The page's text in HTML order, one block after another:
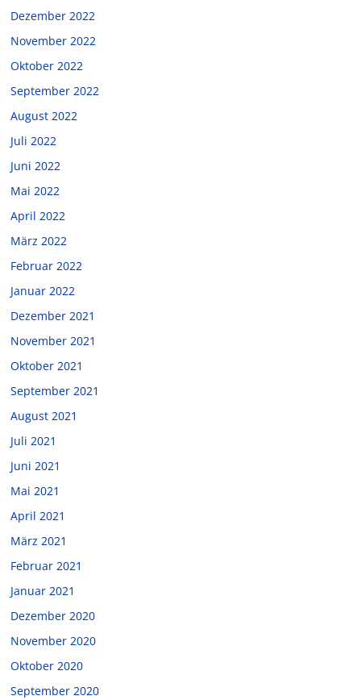
Dezember 2022
November 2022
Oktober 2022
September 2022
August 2022
Juli 2022
Juni 2022
Mai 2022
April 2022
März 2022
Februar 2022
Januar 2022
Dezember 2021
November 2021
Oktober 2021
September 2021
August 2021
Juli 2021
Juni 2021
Mai 2021
April 2021
März 2021
Februar 2021
Januar 2021
Dezember 2020
November 2020
Oktober 2020
September 2020